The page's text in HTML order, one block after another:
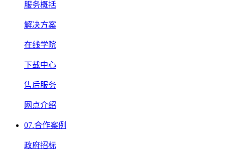
服务概括
解决方案
在线学院
下载中心
售后服务
网点介绍
07.合作案例
政府招标